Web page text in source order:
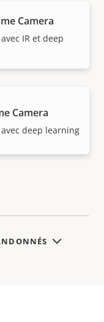
Camera
IR et deep
Camera
deep learning